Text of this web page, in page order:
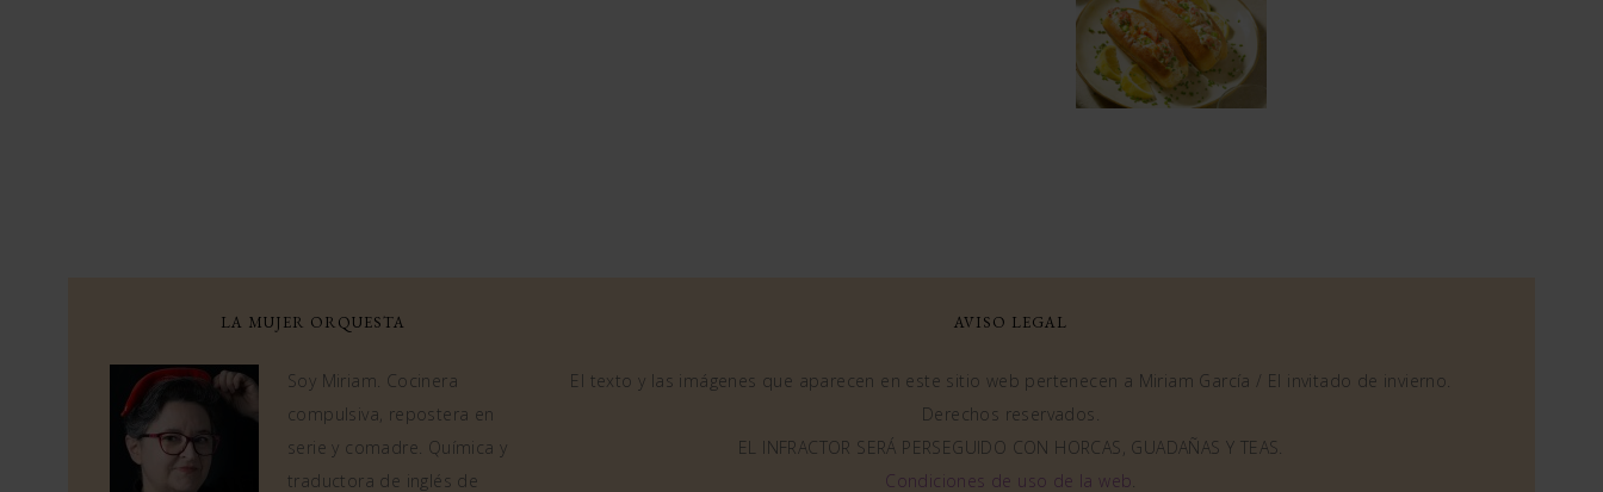
LA MUJER ORQUESTA
Soy Miriam. Cocinera
compulsiva, repostera en
serie y comadre. Química y
traductora de inglés de
AVISO LEGAL
El texto y las imágenes que aparecen en este sitio web pertenecen a Miriam García / El invitado de invierno.
Derechos reservados.
EL INFRACTOR SERÁ PERSEGUIDO CON HORCAS, GUADAÑAS Y TEAS.
Condiciones de uso de la web.